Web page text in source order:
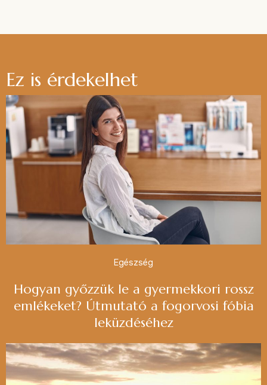
Ez is érdekelhet
Egészség
Hogyan győzzük le a gyermekkori rossz
emlékeket? Útmutató a fogorvosi fóbia
leküzdéséhez